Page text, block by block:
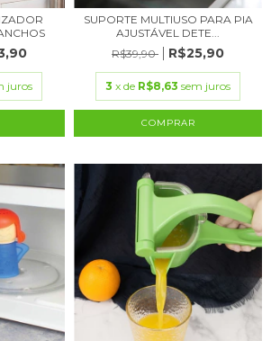
juros
SUPORTE MULTIUSO PARA PIA
AJUSTÁVEL DETE...
R$39,90
R$25,90
3 x de R$8,63 sem juros
COMPRAR